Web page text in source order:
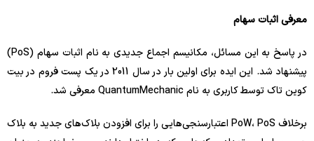
معرفی اثبات سهام
در پاسخ به این مسائل، مکانیسم اجماع جدیدی به نام اثبات سهام (PoS)
پیشنهاد شد. این ایده برای اولین بار در سال 2011 در یک پست فروم در بیت
کوین تاک توسط کاربری به نام QuantumMechanic معرفی شد.
برخلاف PoW، PoS اعتبارسنجی‌هایی را برای افزودن بلاک‌های جدید به بلاک